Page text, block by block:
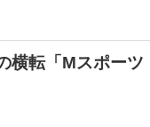
横転「Mスポーツ